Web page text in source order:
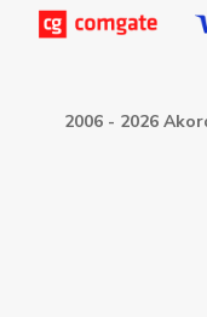
2006 - 2026